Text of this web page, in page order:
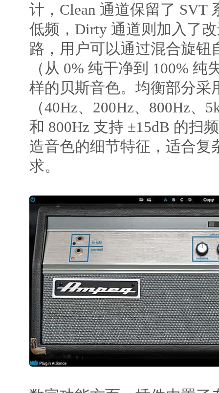
计，Clean 通道保留了 SVT
低频，Dirty 通道则加入了
路，用户可以通过混合旋钮
（从 0% 纯干净到 100%
样的贝斯音色。均衡部分采
（40Hz、200Hz、800Hz、
和 800Hz 支持 ±15dB 的扫
造音色的细节特征，适合复
求。